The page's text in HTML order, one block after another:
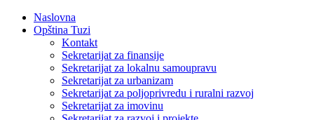
Naslovna
Opština Tuzi
Kontakt
Sekretarijat za finansije
Sekretarijat za lokalnu samoupravu
Sekretarijat za urbanizam
Sekretarijat za poljoprivredu i ruralni razvoj
Sekretarijat za imovinu